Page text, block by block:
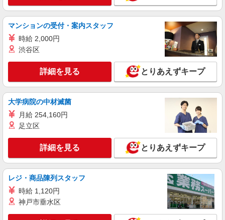
設備オペレーター
時給1210円交通費全額支給
山口県防府市 ＊車・バイク通勤OK
詳細を見る
株式会社テクノ・サービス/お仕事No/0905302
自動車部品の組付け
山口県防府市 ＊車・バイク通勤OK
キープ 詳細を見る
派遣社員
株式会社シエロ
時給1500円〜 ※残業など含めた想定月収29万
円程度 ※残業代支給 ★交通費別途支給（規定あ
マンションの受付・案内スタッフ
時給 2,000円
渋谷区
詳細を見る とりあえずキープ
大学病院の中材滅菌
月給 254,160円
足立区
詳細を見る とりあえずキープ
レジ・商品陳列スタッフ
時給 1,120円
神戸市垂水区